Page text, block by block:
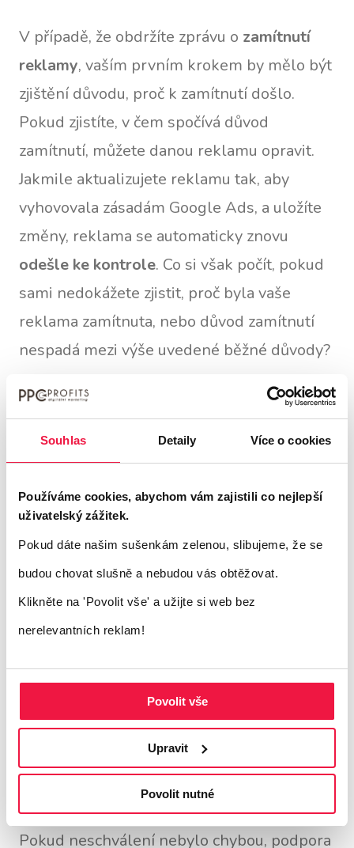
Souhlas Detaily Více o cookies
Používáme cookies, abychom vám zajistili co nejlepší
uživatelský zážitek.
Pokud dáte našim sušenkám zelenou, slibujeme, že se
budou chovat slušně a nebudou vás obtěžovat.
Klikněte na 'Povolit vše' a užijte si web bez
nerelevantních reklam!
Povolit vše
Upravit
Povolit nutné
V případě, že obdržíte zprávu o zamítnutí
reklamy, vaším prvním krokem by mělo být
zjištění důvodu, proč k zamítnutí došlo.
Pokud zjistíte, v čem spočívá důvod
zamítnutí, můžete danou reklamu opravit.
Jakmile aktualizujete reklamu tak, aby
vyhovovala zásadám Google Ads, a uložíte
změny, reklama se automaticky znovu
odešle ke kontrole. Co si však počít, pokud
sami nedokážete zjistit, proč byla vaše
reklama zamítnuta, nebo důvod zamítnutí
nespadá mezi výše uvedené běžné důvody?
domníváte se, že jde o omyl, nebo si
myslíte, že splňujete některou z výjimek
uvedených v zásadách inzerce Googlu,
můžete požádat o
vaše reklama může být schválena. Také v
případě, že nemůžete najít chybu, která byla
důvodem zamítnutí, můžetekontaktovat
podporu Googlua požádat o kontrolu.
Kontaktní informace najdete pod ikonou
otazníku v rozhraní Google Ads. Podpora
Googlu prověří vaše odvolání, a pokud
došlo k zamítnutí omylem, vaše reklamy
budou schváleny.
Pokud neschválení nebylo chybou, podpora